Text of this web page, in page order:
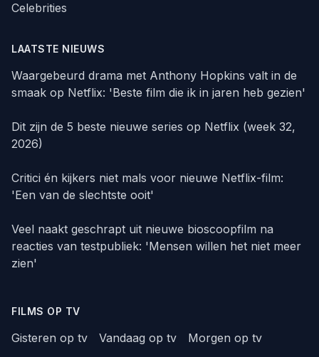
Celebrities
LAATSTE NIEUWS
Waargebeurd drama met Anthony Hopkins valt in de
smaak op Netflix: 'Beste film die ik in jaren heb gezien'
Dit zijn de 5 beste nieuwe series op Netflix (week 32,
2026)
Critici én kijkers niet mals voor nieuwe Netflix-film:
'Een van de slechtste ooit'
Veel naakt geschrapt uit nieuwe bioscoopfilm na
reacties van testpubliek: 'Mensen willen het niet meer
zien'
FILMS OP TV
Gisteren op tv Vandaag op tv
Morgen op tv